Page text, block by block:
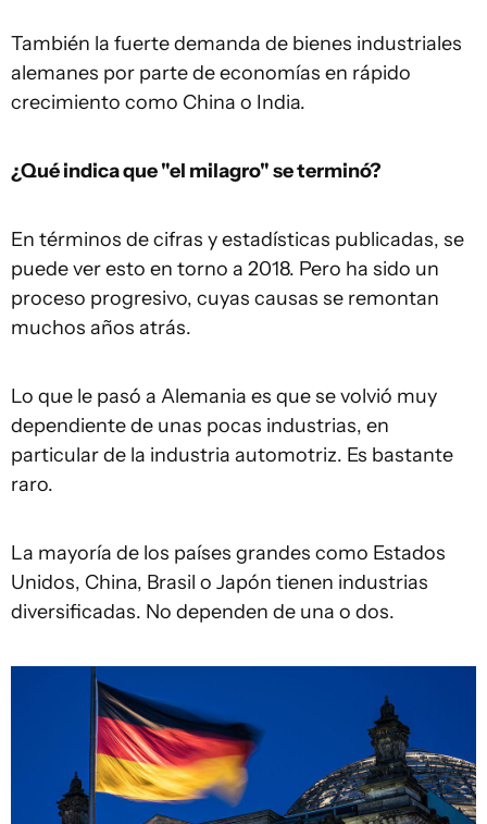
También la fuerte demanda de bienes industriales
alemanes por parte de economías en rápido
crecimiento como China o India.
¿Qué indica que "el milagro" se terminó?
En términos de cifras y estadísticas publicadas, se
puede ver esto en torno a 2018. Pero ha sido un
proceso progresivo, cuyas causas se remontan
muchos años atrás.
Lo que le pasó a Alemania es que se volvió muy
dependiente de unas pocas industrias, en
particular de la industria automotriz. Es bastante
raro.
La mayoría de los países grandes como Estados
Unidos, China, Brasil o Japón tienen industrias
diversificadas. No dependen de una o dos.